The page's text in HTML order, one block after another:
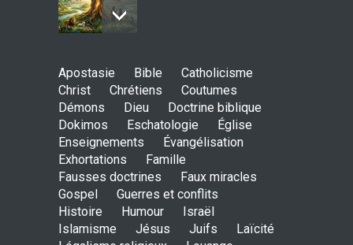
monde : la pensée de la
croix
AMOUR 8 Février 2026 20:10
L’être humain, cet appui
fragile et incertain
SAGESSE 23 Février 2025 11:16
Apostasie Bible
Catholicisme
Christ
Chrétiens
Coutumes
Démons
Dieu
Doctrine biblique
Dokimos
Eschatologie
Église
Enseignements
Évangélisation
Exhortations
Famille
Fausses doctrines
Faux miracles
Gospel
Guerres et conflits
Histoire
Humour
Israël
Islamisme
Jésus Juifs
Laïcité